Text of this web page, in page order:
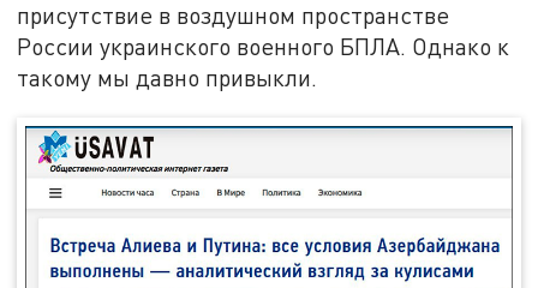
присутствие в воздушном пространстве
России украинского военного БПЛА. Однако к
такому мы давно привыкли.